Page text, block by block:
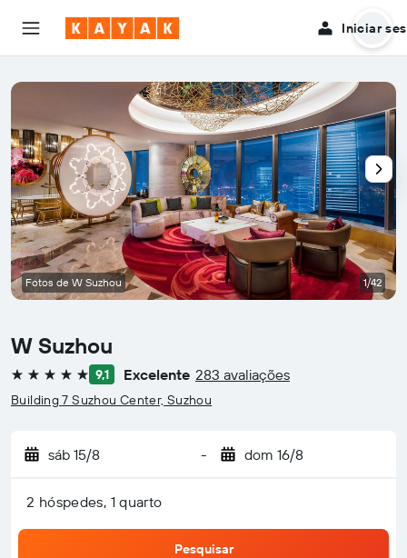
Iniciar
W Suzhou
5 estrelas 9,1 Excelente 283 avaliações
Building 7 Suzhou Center, Suzhou
sáb 15/8 - dom 16/8
2 hóspedes, 1 quarto
Pesquisar
Fotos de W Suzhou 1/42